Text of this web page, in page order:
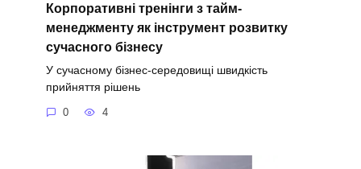
Корпоративні тренінги з тайм-
менеджменту як інструмент розвитку
сучасного бізнесу
У сучасному бізнес-середовищі швидкість
прийняття рішень
0 4